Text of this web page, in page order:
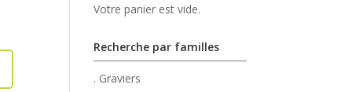
Votre panier est vide.
Recherche par familles
. Graviers